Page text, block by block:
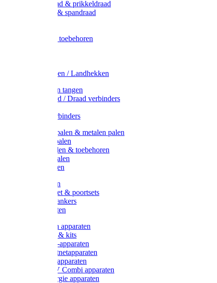
Metaal draad & prikkeldraad
Binddraad & spandraad
Afrasternet toebehoren
Weidehekken / Landhekken
Spanners en tangen
Lint / Koord / Draad verbinders
Litzclip verbinders
Recycling palen & metalen palen
Kunststof palen
T-Post t-palen & toebehoren
Glasfiber palen
Houten palen
Poortgrepen
Doorgangset & poortsets
Poortgreepankers
Weidepoorten
Onderdelen apparaten
Starter sets & kits
9V Batterij-apparaten
230V Lichtnetapparaten
12V Accu-apparaten
230V / 12V Combi apparaten
Zonne-energie apparaten